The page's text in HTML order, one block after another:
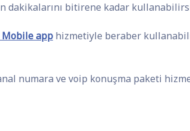
dakikalarını bitirene kadar
Mobile app hizmetiyle beraber
numara ve voip konuşma paketi